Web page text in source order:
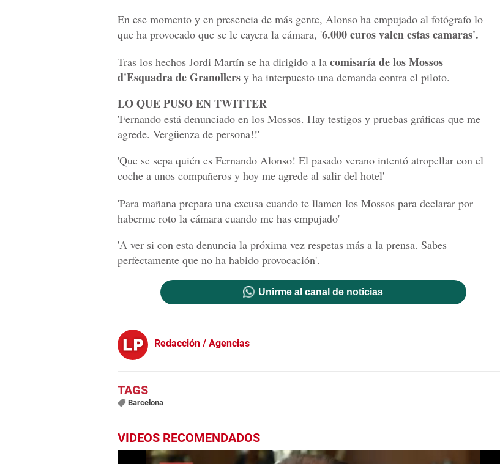
En ese momento y en presencia de más gente, Alonso ha empujado al fotógrafo lo
que ha provocado que se le cayera la cámara, '6.000 euros valen estas camaras'.
Tras los hechos Jordi Martín se ha dirigido a la comisaría de los Mossos
d'Esquadra de Granollers y ha interpuesto una demanda contra el piloto.
LO QUE PUSO EN TWITTER
'Fernando está denunciado en los Mossos. Hay testigos y pruebas gráficas que me
agrede. Vergüenza de persona!!'
'Que se sepa quién es Fernando Alonso! El pasado verano intentó atropellar con el
coche a unos compañeros y hoy me agrede al salir del hotel'
'Para mañana prepara una excusa cuando te llamen los Mossos para declarar por
haberme roto la cámara cuando me has empujado'
'A ver si con esta denuncia la próxima vez respetas más a la prensa. Sabes
perfectamente que no ha habido provocación'.
Unirme al canal de noticias
Redacción / Agencias
Barcelona
VIDEOS RECOMENDADOS